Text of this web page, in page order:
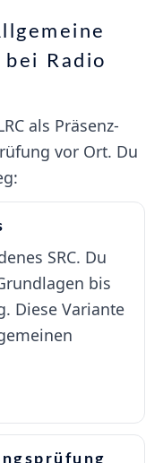
Radio
als Präsenz-
vor Ort. Du
SRC. Du
bis
Diese Variante